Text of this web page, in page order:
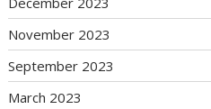
November 2023
September 2023
March 2023